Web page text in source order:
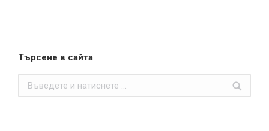
Търсене в сайта
Search: